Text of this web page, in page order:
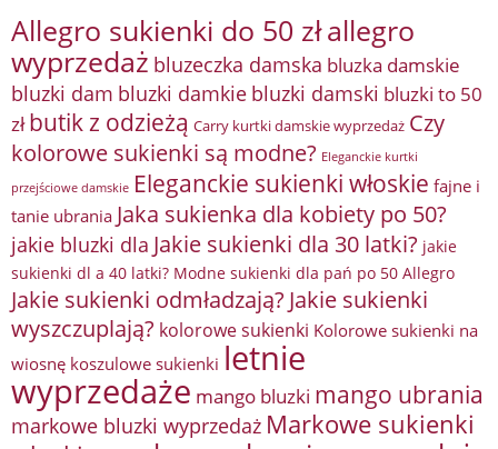
Allegro sukienki do 50 złallegro
wyprzedaż bluzeczka damska bluzka damskie
bluzki dam bluzki damkie bluzki damski bluzki to 50
zł butik z odzieżą Carry kurtki damskie wyprzedaż Czy
kolorowe sukienki są modne? Eleganckie kurtki
przejściowe damskie Eleganckie sukienki włoskie fajne i
tanie ubrania Jaka sukienka dla kobiety po 50?
jakie bluzki dla Jakie sukienki dla 30 latki? jakie
sukienki dl a 40 latki? Modne sukienki dla pań po 50 Allegro
Jakie sukienki odmładzają? Jakie sukienki
wyszczuplają? kolorowe sukienki Kolorowe sukienki na
wiosnę koszulowe sukienki letnie
wyprzedaże mango bluzki mango ubrania
markowe bluzki wyprzedaż Markowe sukienki